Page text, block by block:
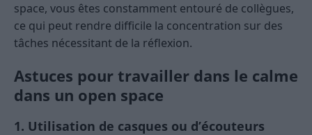
space, vous êtes constamment entouré de collègues,
ce qui peut rendre difficile la concentration sur des
tâches nécessitant de la réflexion.
Astuces pour travailler dans le calme
dans un open space
1. Utilisation de casques ou d’écouteurs